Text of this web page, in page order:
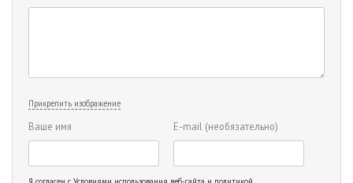
Прикрепить изображение
Ваше имя E-mail (необязательно)